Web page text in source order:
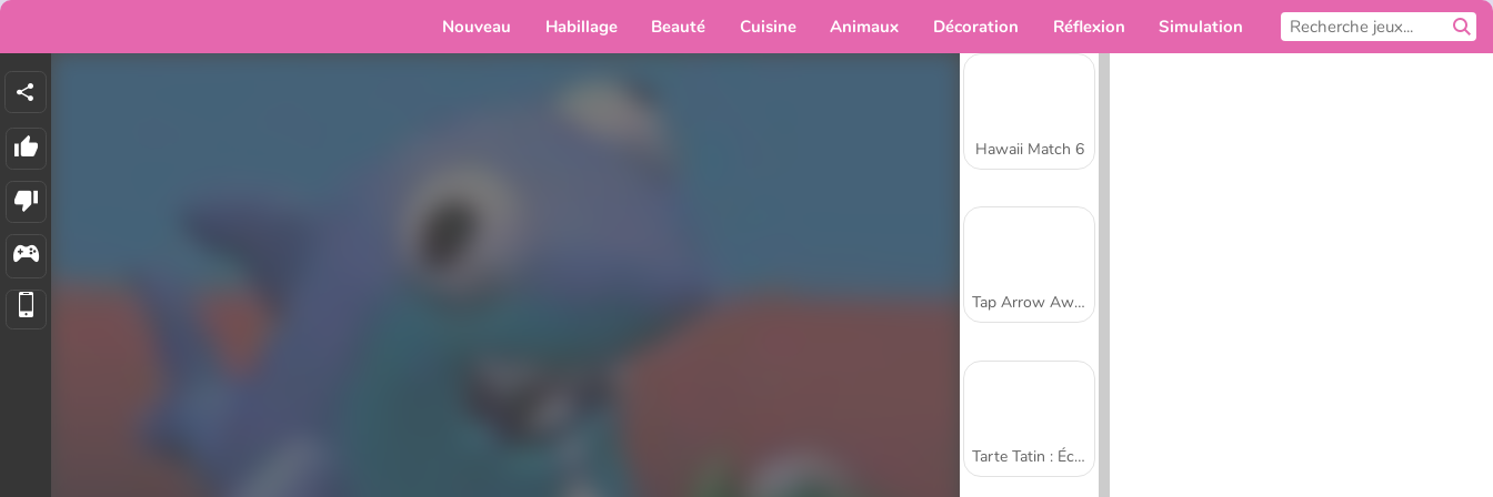
Nouveau Habillage Beauté Cuisine Animaux Décoration Réflexion Simulation
Hawaii Match 6
Tap Arrow Away
Tarte Tatin : École de cuisine de Sara